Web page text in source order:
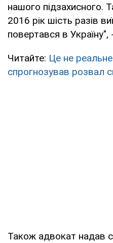
нашого підзахисного.
2016 рік шість разів
повертався в Україну",
Читайте: Це не
спрогнозував розвал
Також адвокат надав